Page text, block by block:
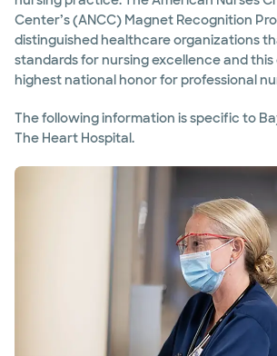
Center’s (ANCC) Magnet Recognition
distinguished healthcare organizations
standards for nursing excellence and
highest national honor for professional
The following information is specific to
The Heart Hospital.